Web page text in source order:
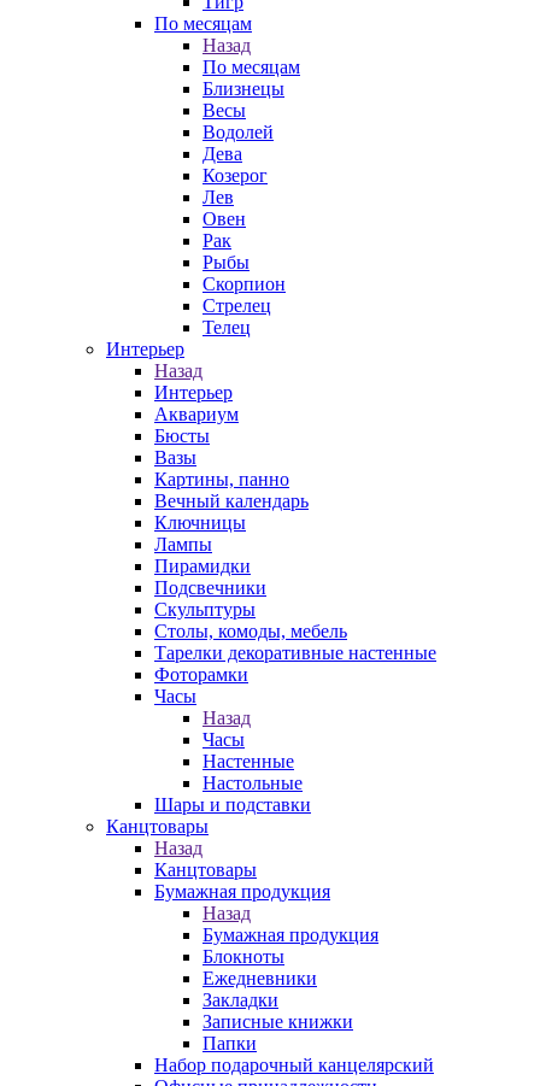
По месяцам
Назад
По месяцам
Близнецы
Весы
Водолей
Дева
Козерог
Лев
Овен
Рак
Рыбы
Скорпион
Стрелец
Телец
Интерьер
Назад
Интерьер
Аквариум
Бюсты
Вазы
Картины, панно
Вечный календарь
Ключницы
Лампы
Пирамидки
Подсвечники
Скульптуры
Столы, комоды, мебель
Тарелки декоративные настенные
Фоторамки
Часы
Назад
Часы
Настенные
Настольные
Шары и подставки
Канцтовары
Назад
Канцтовары
Бумажная продукция
Назад
Бумажная продукция
Блокноты
Ежедневники
Закладки
Записные книжки
Папки
Набор подарочный канцелярский